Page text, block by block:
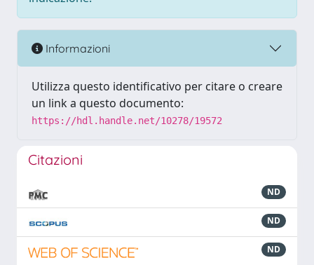
Informazioni
Utilizza questo identificativo per citare o creare
un link a questo documento:
https://hdl.handle.net/10278/19572
Citazioni
ND
ND
ND